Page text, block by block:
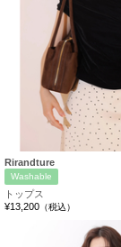
Rirandture
Washable
トップス
¥13,200 （税込）